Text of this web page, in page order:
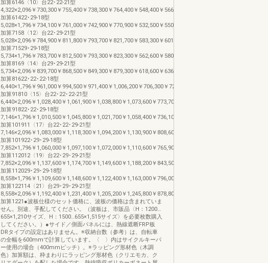
加算6146〈10〉台22･22-21型
4,322×2,096￥730,300￥755,400￥738,300￥764,400￥548,400￥566,300￥51,100
加算61422･29-18型
5,028×1,796￥734,100￥761,000￥742,900￥770,900￥532,500￥550,600￥48,700
加算7158〈12〉台22･29-21型
5,028×2,096￥784,900￥811,800￥793,700￥821,700￥583,300￥601,400￥52,000
加算71529･29-18型
5,734×1,796￥783,700￥812,500￥793,300￥823,300￥562,600￥580,900￥51,200
加算8169〈14〉台29･29-21型
5,734×2,096￥839,700￥868,500￥849,300￥879,300￥618,600￥636,900￥54,900
加算81622･22･22-18型
6,440×1,796￥961,000￥994,500￥971,400￥1,006,200￥706,300￥729,300￥67,000
加算91810〈15〉台22･22･22-21型
6,440×2,096￥1,028,400￥1,061,900￥1,038,800￥1,073,600￥773,700￥796,700￥70,300
加算91822･22･29-18型
7,146×1,796￥1,010,500￥1,045,800￥1,021,700￥1,058,400￥736,100￥759,300￥67,900
加算101911〈17〉台22･22･29-21型
7,146×2,096￥1,083,000￥1,118,300￥1,094,200￥1,130,900￥808,600￥831,800￥71,200
加算101922･29･29-18型
7,852×1,796￥1,060,000￥1,097,100￥1,072,000￥1,110,600￥765,900￥789,300￥68,800
加算112012〈19〉台22･29･29-21型
7,852×2,096￥1,137,600￥1,174,700￥1,149,600￥1,188,200￥843,500￥866,900￥72,100
加算112029･29･29-18型
8,558×1,796￥1,109,600￥1,148,600￥1,122,400￥1,163,000￥796,000￥819,600￥71,300
加算122114〈21〉台29･29･29-21型
8,558×2,096￥1,192,400￥1,231,400￥1,205,200￥1,245,800￥878,800￥902,400￥75,000
加算1221●波板仕様のセット価格に、波板の価格は含まれていま
せん。別途、手配してください。（波板は、市販品〈H：1200…
655×1,210サイズ、H：1500…655×1,515サイズ〉を必要枚数購入
してください。）●サイド／側面パネルには、熱線遮断FRP板
DRタイプの設定はありません。※収納台数（参考）は、自転車
の全幅を600mmで計算しています。〈 〉内はサイクルキーパ
ー使用の場合（400mmピッチ）。※ラッピング形材色（木調
色）加算額は、枠まわりにラッピング形材色（クリエモカ、ク